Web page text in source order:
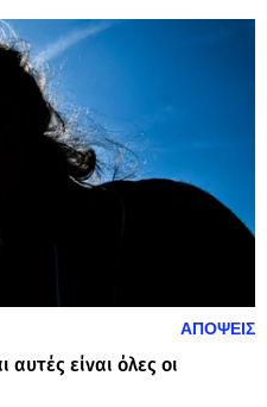
ΑΠΟΨΕΙΣ
είναι όλες οι